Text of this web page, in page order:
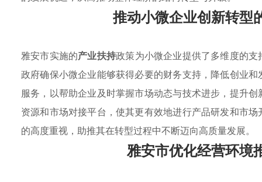
推动小微企业创新转型
雅安市实施的产业扶持政策为小微企业提供了多维度的
政府确保小微企业能够获得必要的财务支持，降低创业
服务，以帮助企业及时掌握市场动态与技术进步，提升
资源和市场对接平台，使其更有效地进行产品研发和市
的高度重视，助推其在转型过程中不断迈向高质量发展。
雅安市优化经营环境